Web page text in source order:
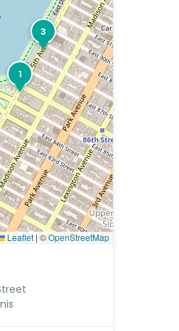
1
3
Leaflet | ©OpenStreetMap